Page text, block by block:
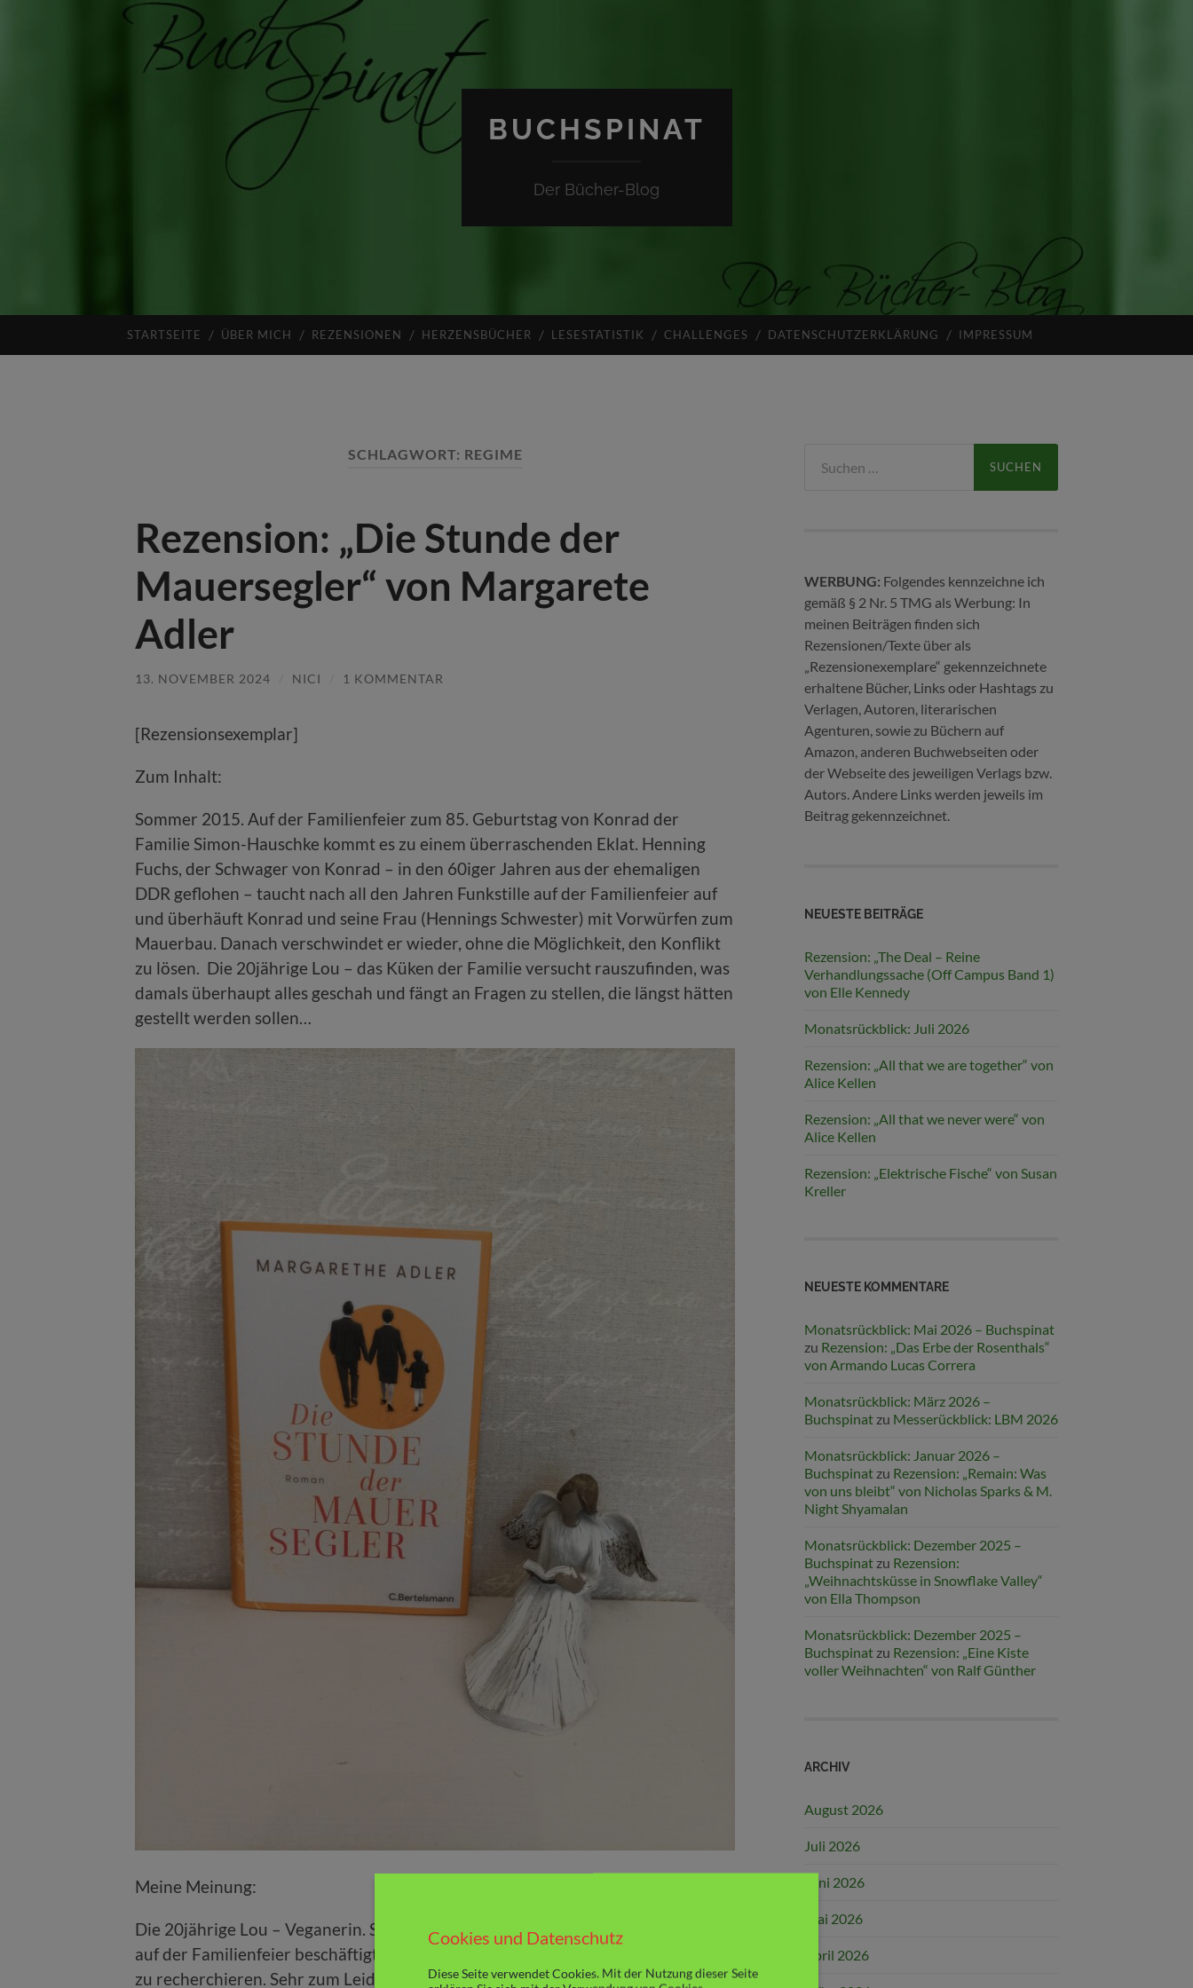
BUCHSPINAT
Der Bücher-Blog
STARTSEITE ÜBER MICH REZENSIONEN HERZENSBÜCHER LESESTATISTIK CHALLENGES DATENSCHUTZERKLÄRUNG IMPRESSUM
SCHLAGWORT: REGIME
Rezension: „Die Stunde der
Mauersegler“ von Margarete
Adler
13. NOVEMBER 2024 NICI 1 KOMMENTAR
[Rezensionsexemplar]
Zum Inhalt:
Sommer 2015. Auf der Familienfeier zum 85. Geburtstag von Konrad der
Familie Simon-Hauschke kommt es zu einem überraschenden Eklat. Henning
Fuchs, der Schwager von Konrad – in den 60iger Jahren aus der ehemaligen
DDR geflohen – taucht nach all den Jahren Funkstille auf der Familienfeier auf
und überhäuft Konrad und seine Frau (Hennings Schwester) mit Vorwürfen zum
Mauerbau. Danach verschwindet er wieder, ohne die Möglichkeit, den Konflikt
zu lösen. Die 20jährige Lou – das Küken der Familie versucht rauszufinden, was
damals überhaupt alles geschah und fängt an Fragen zu stellen, die längst hätten
gestellt werden sollen…
Meine Meinung:
Die 20jährige Lou – Veganerin. Studentin. Rebellisch und neugierig. Der Eklat
auf der Familienfeier beschäftigt sie sehr und sie beginnt Fragen zu stellen und
zu recherchieren. Sehr zum Leidwesen ihrer Urgroßeltern, die am liebsten alles
nach:
WERBUNG: Folgendes kennzeichne ich
gemäß § 2 Nr. 5 TMG als Werbung: In
meinen Beiträgen finden sich
Rezensionen/Texte über als
„Rezensionexemplare“ gekennzeichnete
erhaltene Bücher, Links oder Hashtags zu
Verlagen, Autoren, literarischen
Agenturen, sowie zu Büchern auf
Amazon, anderen Buchwebseiten oder
der Webseite des jeweiligen Verlags bzw.
Autors. Andere Links werden jeweils im
Beitrag gekennzeichnet.
NEUESTE BEITRÄGE
Rezension: „The Deal – Reine
Verhandlungssache (Off Campus Band 1)
von Elle Kennedy
Monatsrückblick: Juli 2026
Rezension: „All that we are together“ von
Alice Kellen
Rezension: „All that we never were“ von
Alice Kellen
Rezension: „Elektrische Fische“ von Susan
Kreller
NEUESTE KOMMENTARE
Monatsrückblick: Mai 2026 – Buchspinat
zu Rezension: „Das Erbe der Rosenthals“
von Armando Lucas Correra
Monatsrückblick: März 2026 –
Buchspinat zu Messerückblick: LBM 2026
Monatsrückblick: Januar 2026 –
Buchspinat zu Rezension: „Remain: Was
von uns bleibt“ von Nicholas Sparks & M.
Night Shyamalan
Monatsrückblick: Dezember 2025 –
Buchspinat zu Rezension:
„Weihnachtsküsse in Snowflake Valley“
von Ella Thompson
Monatsrückblick: Dezember 2025 –
Buchspinat zu Rezension: „Eine Kiste
voller Weihnachten“ von Ralf Günther
ARCHIV
August 2026
Juli 2026
Juni 2026
Mai 2026
April 2026
Cookies und Datenschutz
Diese Seite verwendet Cookies. Mit der Nutzung dieser Seite